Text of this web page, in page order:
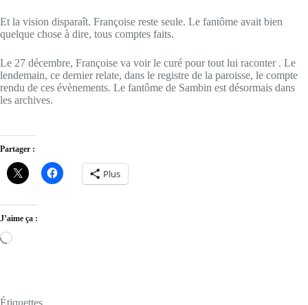
Et la vision disparaît. Françoise reste seule. Le fantôme avait bien
quelque chose à dire, tous comptes faits.
Le 27 décembre, Françoise va voir le curé pour tout lui raconter . Le
lendemain, ce dernier relate, dans le registre de la paroisse, le compte
rendu de ces évènements. Le fantôme de Sambin est désormais dans
les archives.
Partager :
Plus
J’aime ça :
Loading…